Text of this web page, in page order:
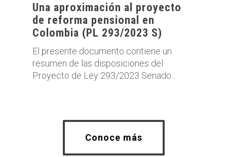
Una aproximación al proyecto
de reforma pensional en
Colombia (PL 293/2023 S)
El presente documento contiene un
resumen de las disposiciones del
Proyecto de Ley 293/2023 Senado…
Conoce más